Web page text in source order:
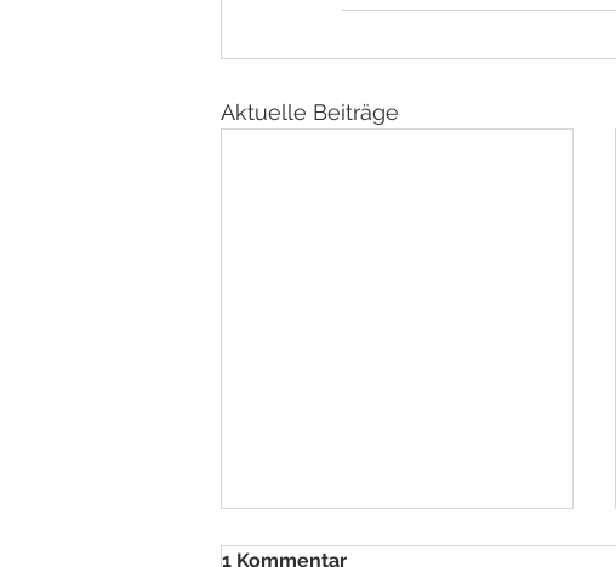
Aktuelle Beiträge
1 Kommentar